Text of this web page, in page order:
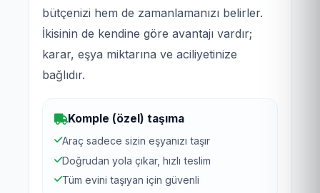
bütçenizi hem de zamanlamanızı belirler.
İkisinin de kendine göre avantajı vardır;
karar, eşya miktarına ve aciliyetinize
bağlıdır.
Komple (özel) taşıma
Araç sadece sizin eşyanızı taşır
Doğrudan yola çıkar, hızlı teslim
Tüm evini taşıyan için güvenli